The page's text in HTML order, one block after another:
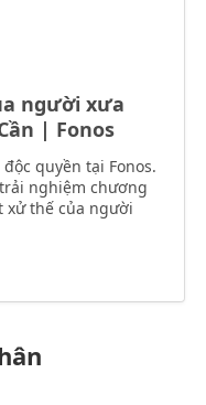
người xưa
| Fonos
quyền tại Fonos.
nghiệm chương
xử thế của người